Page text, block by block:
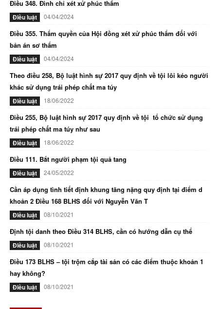
Điều 348. Đình chỉ xét xử phúc thẩm
Điều luật 04/04/2024
Điều 355. Thẩm quyền của Hội đồng xét xử phúc thẩm đối với
bản án sơ thẩm
Điều luật 04/04/2024
Theo điều 258, Bộ luật hình sự 2017 quy định về tội lôi kéo người
khác sử dụng trái phép chất ma túy
Điều luật 18/06/2022
Điều 255, Bộ luật hình sự 2017 quy định về tội tổ chức sử dụng
trái phép chất ma túy như sau
Điều luật 18/06/2022
Điều 111. Bắt người phạm tội quả tang
Điều luật 24/05/2022
Cần áp dụng tình tiết định khung tăng nặng quy định tại điểm d
khoản 2 Điều 168 BLHS đối với Nguyễn Văn T
Điều luật 08/10/2021
Định tội danh theo Điều 314 BLHS, cần có hướng dẫn cụ thể
Điều luật 08/10/2021
Điều 173 BLHS – tội trộm cắp tài sản có các điểm thuộc khoản 1
hay không?
Điều luật 08/10/2021